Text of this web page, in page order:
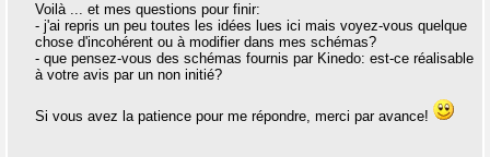
Voilà ... et mes questions pour finir:
- j'ai repris un peu toutes les idées lues ici mais voyez-vous quelque
chose d'incohérent ou à modifier dans mes schémas?
- que pensez-vous des schémas fournis par Kinedo: est-ce réalisable
à votre avis par un non initié?
Si vous avez la patience pour me répondre, merci par avance!